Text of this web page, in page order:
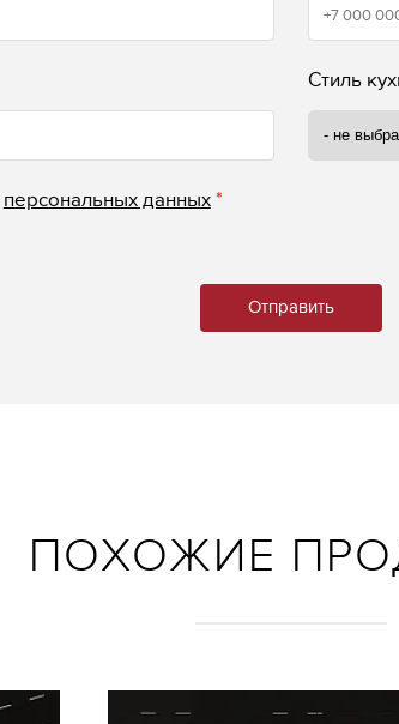
Стиль
персональных данных *
ПОХОЖИЕ